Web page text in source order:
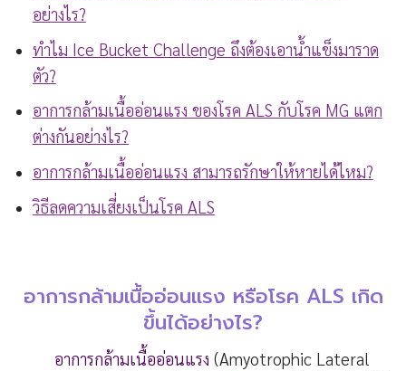
อย่างไร?
ทำไม Ice Bucket Challenge ถึงต้องเอาน้ำแข็งมาราด
ตัว?
อาการกล้ามเนื้ออ่อนแรง ของโรค ALS กับโรค MG แตก
ต่างกันอย่างไร?
อาการกล้ามเนื้ออ่อนแรง สามารถรักษาให้หายได้ไหม?
วิธีลดความเสี่ยงเป็นโรค ALS
อาการกล้ามเนื้ออ่อนแรง หรือโรค ALS เกิด
ขึ้นได้อย่างไร?
อาการกล้ามเนื้ออ่อนแรง (Amyotrophic Lateral